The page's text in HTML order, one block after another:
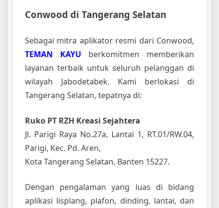
Conwood di Tangerang Selatan
Sebagai mitra aplikator resmi dari Conwood,
TEMAN KAYU berkomitmen memberikan
layanan terbaik untuk seluruh pelanggan di
wilayah Jabodetabek. Kami berlokasi di
Tangerang Selatan, tepatnya di:
Ruko PT RZH Kreasi Sejahtera
Jl. Parigi Raya No.27a, Lantai 1, RT.01/RW.04,
Parigi, Kec. Pd. Aren,
Kota Tangerang Selatan, Banten 15227.
Dengan pengalaman yang luas di bidang
aplikasi lisplang, plafon, dinding, lantai, dan